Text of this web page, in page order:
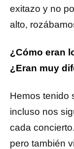
exitazo y no
alto,
¿Cómo eran
¿Eran muy
Hemos tenido
incluso nos
cada
pero también